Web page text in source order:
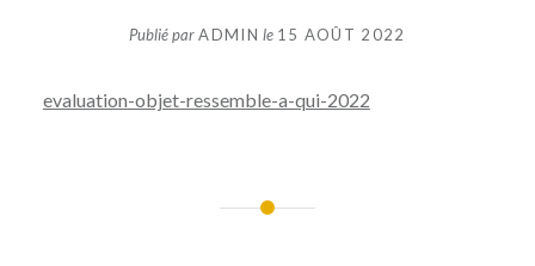
Publié parADMIN le 15 AOÛT 2022
evaluation-objet-ressemble-a-qui-2022